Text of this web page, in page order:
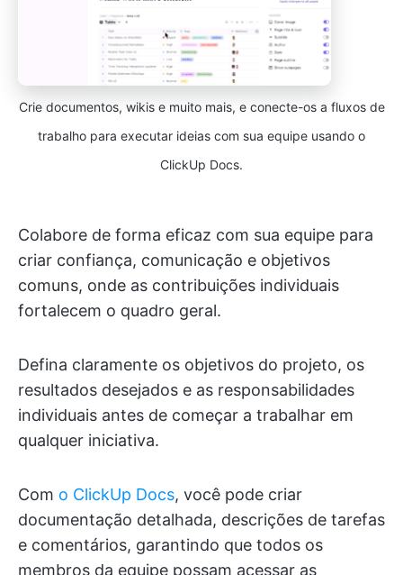
Crie documentos, wikis e muito mais, e conecte-os a fluxos de
trabalho para executar ideias com sua equipe usando o
ClickUp Docs.
Colabore de forma eficaz com sua equipe para
criar confiança, comunicação e objetivos
comuns, onde as contribuições individuais
fortalecem o quadro geral.
Defina claramente os objetivos do projeto, os
resultados desejados e as responsabilidades
individuais antes de começar a trabalhar em
qualquer iniciativa.
Com o ClickUp Docs, você pode criar
documentação detalhada, descrições de tarefas
e comentários, garantindo que todos os
membros da equipe possam acessar as